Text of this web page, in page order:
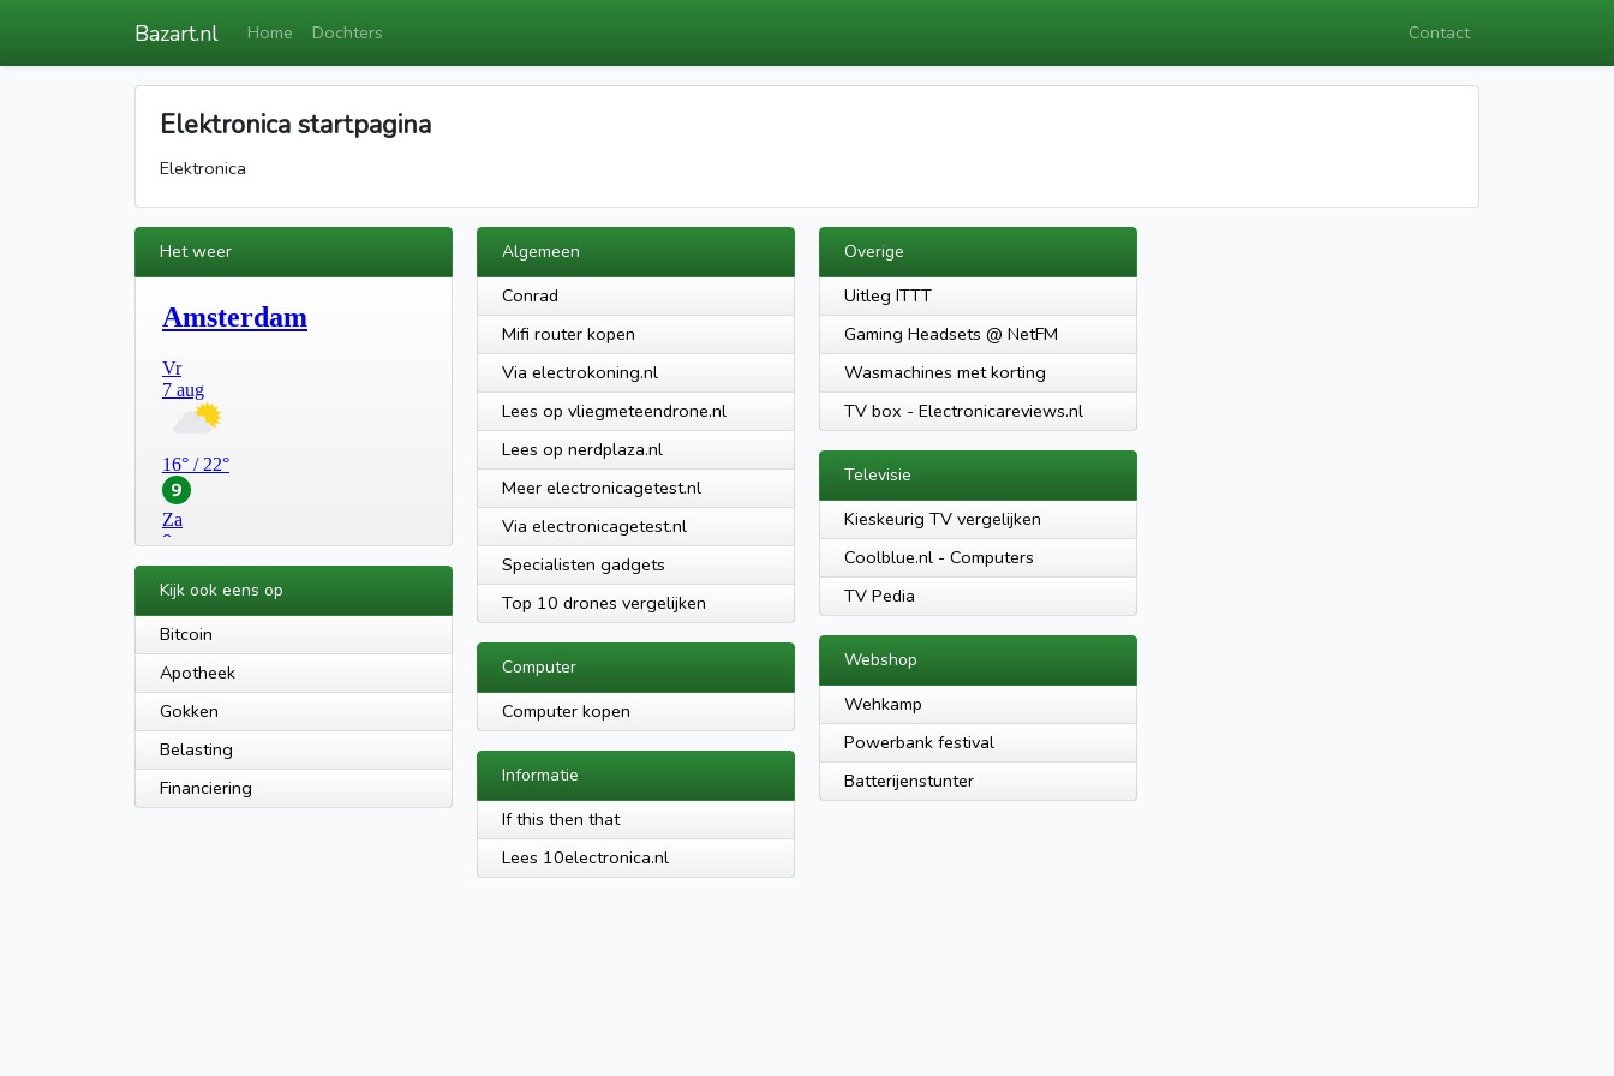
Bazart.nl Home Dochters Contact
Elektronica startpagina
Elektronica
Het weer
Kijk ook eens op
Bitcoin
Apotheek
Gokken
Belasting
Financiering
Algemeen
Conrad
Mifi router kopen
Via electrokoning.nl
Lees op vliegmeteendrone.nl
Lees op nerdplaza.nl
Meer electronicagetest.nl
Via electronicagetest.nl
Specialisten gadgets
Top 10 drones vergelijken
Computer
Computer kopen
Informatie
If this then that
Lees 10electronica.nl
Overige
Uitleg ITTT
Gaming Headsets @ NetFM
Wasmachines met korting
TV box - Electronicareviews.nl
Televisie
Kieskeurig TV vergelijken
Coolblue.nl - Computers
TV Pedia
Webshop
Wehkamp
Powerbank festival
Batterijenstunter